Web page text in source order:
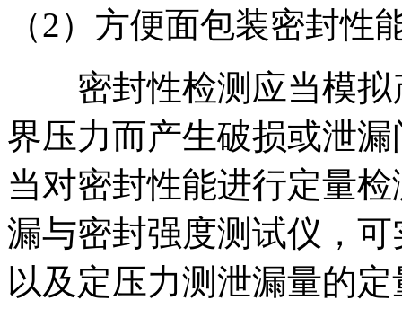
（2）方便面包装密封性
密封性检测应当模拟
界压力而产生破损或泄
当对密封性能进行定量
漏与密封强度测试仪，
以及定压力测泄漏量的